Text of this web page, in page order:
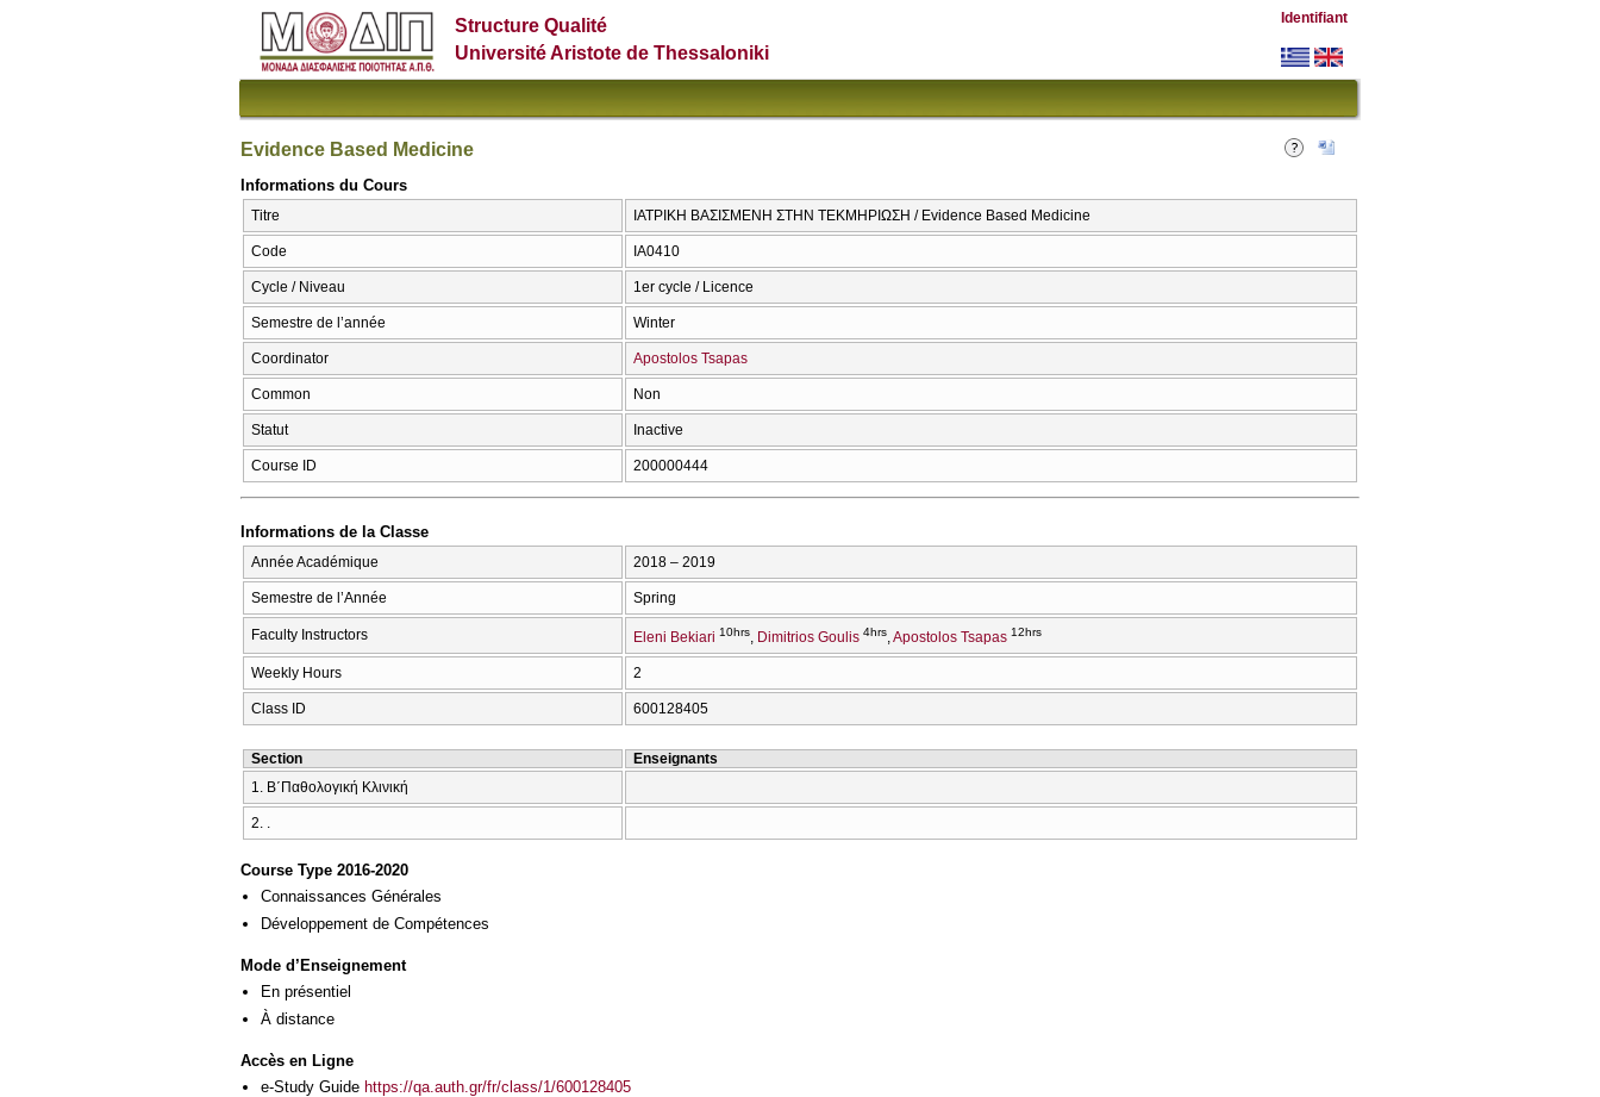
Structure Qualité
Université Aristote de Thessaloniki
Identifiant
Evidence Based Medicine
Informations du Cours
Titre ΙΑΤΡΙΚΗ ΒΑΣΙΣΜΕΝΗ ΣΤΗΝ ΤΕΚΜΗΡΙΩΣΗ / Evidence Based Medicine
Code ΙΑ0410
Cycle / Niveau 1er cycle / Licence
Semestre de l’année Winter
Coordinator Apostolos Tsapas
Common Non
Statut Inactive
Course ID 200000444
Informations de la Classe
Année Académique 2018 – 2019
Semestre de l’Année Spring
Faculty Instructors Eleni Bekiari 10hrs Dimitrios Goulis 4hrs Apostolos Tsapas 12hrs
Weekly Hours 2
Class ID 600128405
Section
Enseignants
1. Β΄Παθολογική Κλινική
2. .
Course Type 2016-2020
Connaissances Générales
Développement de Compétences
Mode d’Enseignement
En présentiel
À distance
Accès en Ligne
e-Study Guide https://qa.auth.gr/fr/class/1/600128405